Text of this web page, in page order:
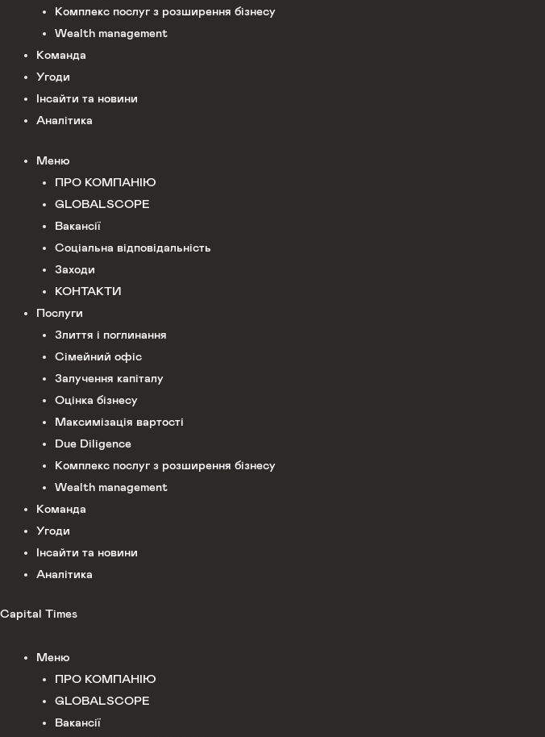
Комплекс послуг з розширення бізнесу
Wealth management
Команда
Угоди
Інсайти та новини
Аналітика
Меню
ПРО КОМПАНІЮ
GLOBALSCOPE
Вакансії
Соціальна відповідальність
Заходи
КОНТАКТИ
Послуги
Злиття і поглинання
Сімейний офіс
Залучення капіталу
Оцінка бізнесу
Максимізація вартості
Due Diligence
Комплекс послуг з розширення бізнесу
Wealth management
Команда
Угоди
Інсайти та новини
Аналітика
Capital Times
Меню
ПРО КОМПАНІЮ
GLOBALSCOPE
Вакансії